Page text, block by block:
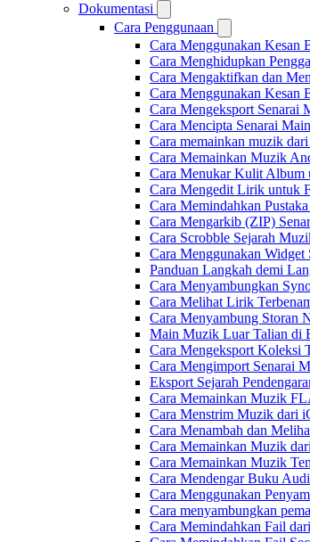
Dokumentasi
Cara Penggunaan
Cara Menggunakan Kesan
Cara Menghidupkan
Cara Mengaktifkan dan
Cara Menggunakan Kesan
Cara Mengeksport Senarai
Cara Mencipta Senarai
Cara memainkan muzik
Cara Memainkan Muzik
Cara Menukar Kulit Album
Cara Mengedit Lirik untuk
Cara Memindahkan
Cara Mengarkib (ZIP)
Cara Scrobble Sejarah
Cara Menggunakan
Panduan Langkah demi
Cara Menyambungkan
Cara Melihat Lirik
Cara Menyambung Storan
Main Muzik Luar Talian di
Cara Mengeksport Koleksi
Cara Mengimport Senarai
Eksport Sejarah
Cara Memainkan Muzik
Cara Menstrim Muzik dari
Cara Menambah dan
Cara Memainkan Muzik
Cara Memainkan Muzik
Cara Mendengar Buku
Cara Menggunakan
Cara menyambungkan
Cara Memindahkan Fail